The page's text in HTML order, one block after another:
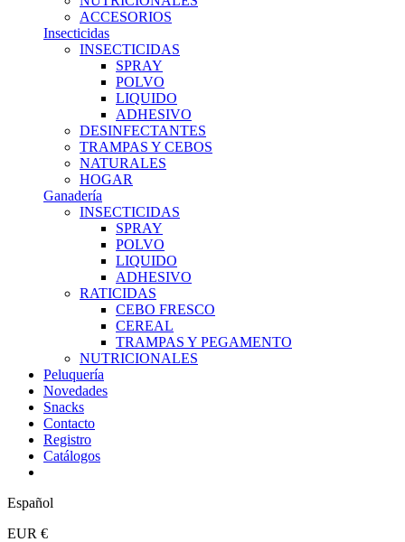
ACCESORIOS
Insecticidas
INSECTICIDAS
SPRAY
POLVO
LIQUIDO
ADHESIVO
DESINFECTANTES
TRAMPAS Y CEBOS
NATURALES
HOGAR
Ganadería
INSECTICIDAS
SPRAY
POLVO
LIQUIDO
ADHESIVO
RATICIDAS
CEBO FRESCO
CEREAL
TRAMPAS Y PEGAMENTO
NUTRICIONALES
Peluquería
Novedades
Snacks
Contacto
Registro
Catálogos
Español
EUR €